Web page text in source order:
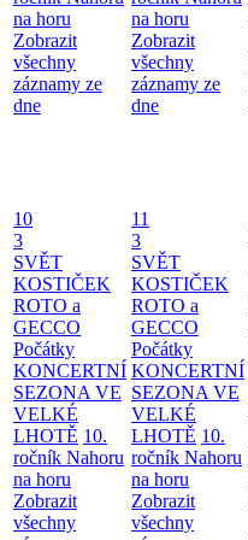
na horu
Zobrazit
všechny
záznamy ze
dne
na horu
Zobrazit
všechny
záznamy ze
dne
10
3
SVĚT
KOSTIČEK
ROTO a
GECCO
Počátky
KONCERTNÍ
SEZONA VE
VELKÉ
LHOTĚ 10.
ročník Nahoru
na horu
Zobrazit
všechny
11
3
SVĚT
KOSTIČEK
ROTO a
GECCO
Počátky
KONCERTNÍ
SEZONA VE
VELKÉ
LHOTĚ 10.
ročník Nahoru
na horu
Zobrazit
všechny